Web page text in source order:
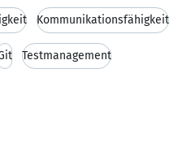
Kommunikationsfähigkeit
Testmanagement